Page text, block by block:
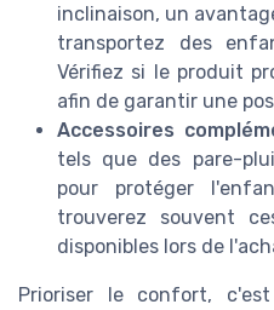
inclinaison, un
transportez des
Vérifiez si le produit
afin de garantir une
Accessoires
tels que des pare-
pour protéger
trouverez souvent
disponibles lors de
Prioriser le confort,